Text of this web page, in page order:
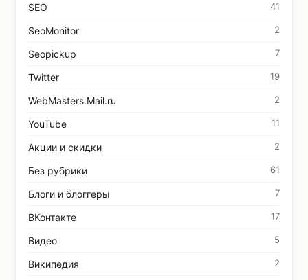
SEO 41
SeoMonitor 2
Seopickup 7
Twitter 19
WebMasters.Mail.ru 2
YouTube 11
Акции и скидки 2
Без рубрики 61
Блоги и блоггеры 7
ВКонтакте 17
Видео 5
Википедия 2